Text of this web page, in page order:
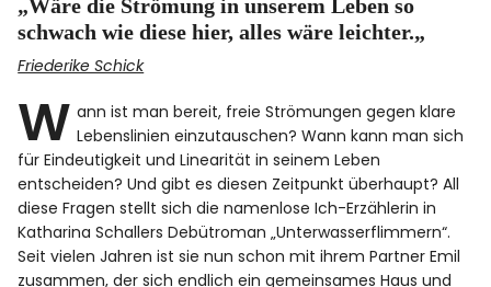
„Wäre die Strömung in unserem Leben so
schwach wie diese hier, alles wäre leichter.„
Friederike Schick
W ann ist man bereit, freie Strömungen gegen klare
Lebenslinien einzutauschen? Wann kann man sich
für Eindeutigkeit und Linearität in seinem Leben
entscheiden? Und gibt es diesen Zeitpunkt überhaupt? All
diese Fragen stellt sich die namenlose Ich-Erzählerin in
Katharina Schallers Debütroman „Unterwasserflimmern“.
Seit vielen Jahren ist sie nun schon mit ihrem Partner Emil
zusammen, der sich endlich ein gemeinsames Haus und